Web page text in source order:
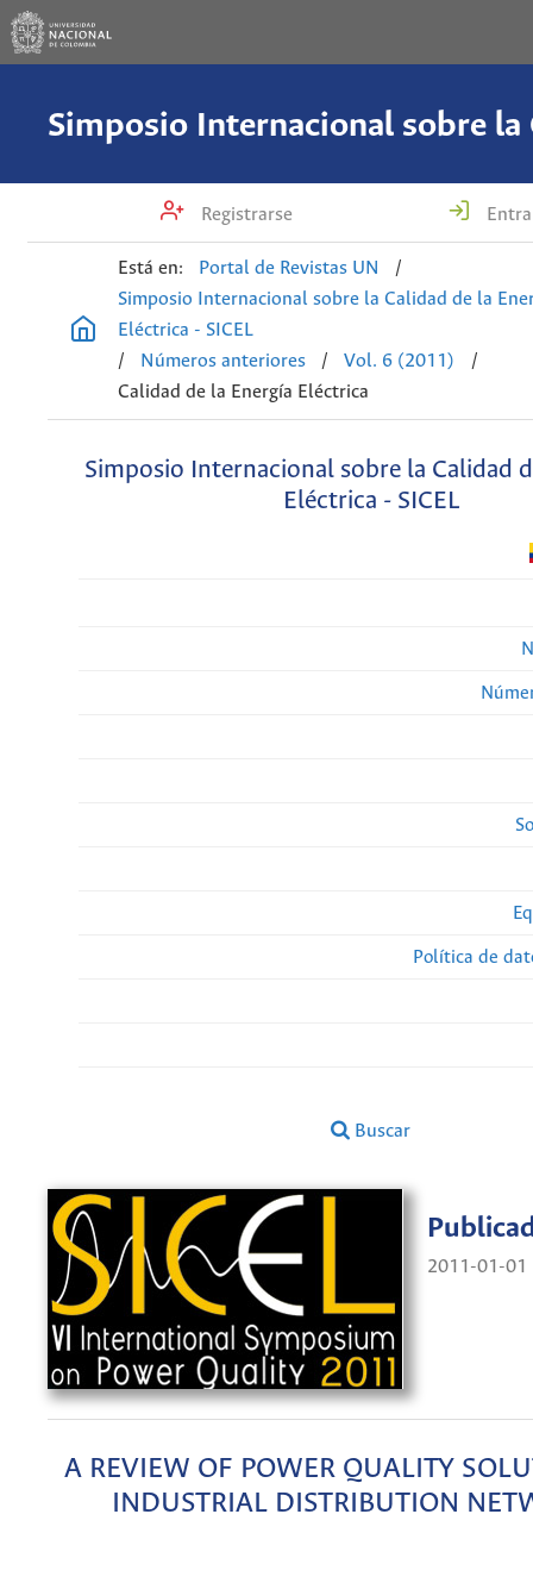
Registrarse
Está en: Portal de Revistas UN
/
Simposio Internacional sobre la Calidad de la
Eléctrica - SICEL
/
Números anteriores / Vol. 6 (2011)
/
Calidad de la Energía Eléctrica
Simposio Internacional sobre la Calidad
Eléctrica - SICEL
Política de
Buscar
2011-01-01
A REVIEW OF POWER QUALITY
INDUSTRIAL DISTRIBUTION